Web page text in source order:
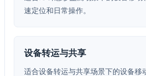
速定位和日常操作。
设备转运与共享
适合设备转运与共享场景下的设备移